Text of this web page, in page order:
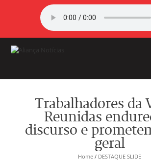
Trabalhadores da
Reunidas
discurso e
geral
Home / DESTAQUE SLIDE